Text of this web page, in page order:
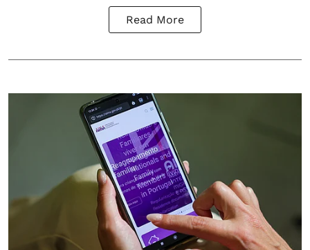
Read More